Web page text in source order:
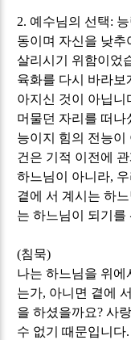
2. 예수님의 선택:
동이며 자신을 낮
살리시기 위함이었
육화를 다시 바라보
아지신 것이 아닙니
머물던 자리를 떠나
능이지 힘의 전능이
건은 기적 이전에
하느님이 아니라,
곁에 서 계시는 하느
는 하느님이 되기
(침묵)
나는 하느님을 위에
는가, 아니면 곁에
을 하셨을까요?사
수 없기 때문입니다.